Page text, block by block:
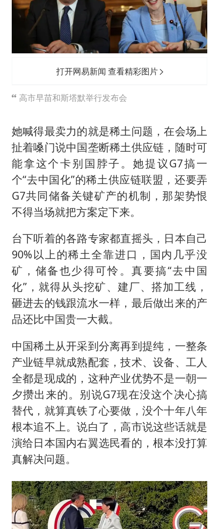
打开网易新闻 查看精彩图片
高市早苗和斯塔默举行发布会
她喊得最卖力的就是稀土问题，在会场上
扯着嗓门说中国垄断稀土供应链，随时可
能拿这个卡别国脖子。她提议G7搞一
个“去中国化”的稀土供应链联盟，还要弄
G7共同储备关键矿产的机制，那架势恨
不得当场就把方案定下来。
台下听着的各路专家都直摇头，日本自己
90%以上的稀土全靠进口，国内几乎没
矿，储备也少得可怜。真要搞“去中国
化”，就得从头挖矿、建厂、搭加工线，
砸进去的钱跟流水一样，最后做出来的产
品还比中国贵一大截。
中国稀土从开采到分离再到提纯，一整条
产业链早就成熟配套，技术、设备、工人
全都是现成的，这种产业优势不是一朝一
夕攒出来的。别说G7现在没这个决心搞
替代，就算真铁了心要做，没个十年八年
根本追不上。说白了，高市说这些话就是
演给日本国内右翼选民看的，根本没打算
真解决问题。